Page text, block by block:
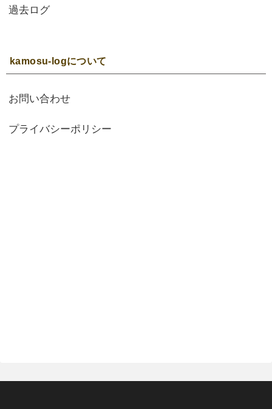
過去ログ
kamosu-logについて
お問い合わせ
プライバシーポリシー